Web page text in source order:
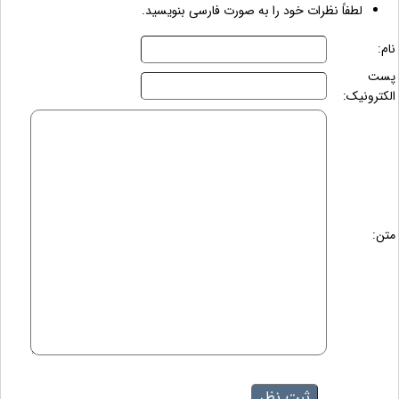
لطفاً نظرات خود را به صورت فارسی بنویسید.
نام:
پست
الکترونیک:
متن: